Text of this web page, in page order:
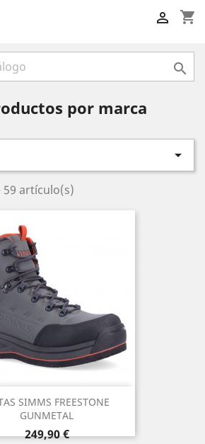
shopping_cart


por marca

artículo(s)
SIMMS FREESTONE
GUNMETAL
Precio
249,90 €